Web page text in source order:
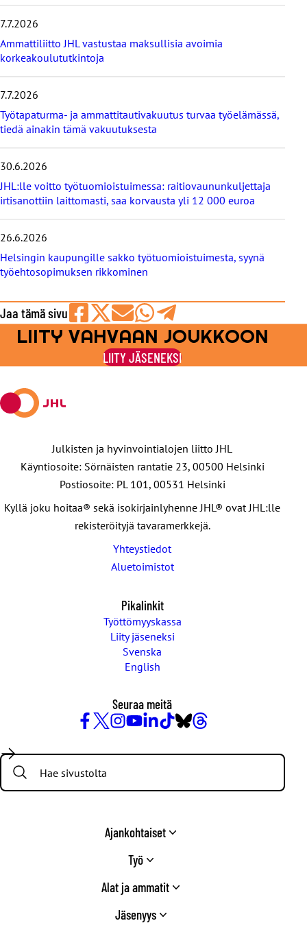
ä
t
u
u
t
i
e
t
7.7.2026
Ammattiliitto JHL vastustaa maksullisia avoimia
korkeakoulututkintoja
7.7.2026
Työtapaturma- ja ammattitautivakuutus turvaa työelämässä,
tiedä ainakin tämä vakuutuksesta
30.6.2026
JHL:lle voitto työtuomioistuimessa: raitiovaununkuljettaja
irtisanottiin laittomasti, saa korvausta yli 12 000 euroa
26.6.2026
Helsingin kaupungille sakko työtuomioistuimesta, syynä
työehtosopimuksen rikkominen
Jaa tämä sivu
Jaa
Facebookissa
Jaa
viestipalvelu
X:ssä
Jaa
sähköpostilla
Jaa
WhatsAppilla
Jaa
Telegramilla
LIITY VAHVAAN JOUKKOON
LIITY JÄSENEKSI
Julkisten ja hyvinvointialojen liitto JHL
Käyntiosoite: Sörnäisten rantatie 23, 00500 Helsinki
Postiosoite: PL 101, 00531 Helsinki
Kyllä joku hoitaa® sekä isokirjainlyhenne JHL® ovat JHL:lle
rekisteröityjä tavaramerkkejä.
Yhteystiedot
Aluetoimistot
Pikalinkit
Työttömyyskassa
Liity jäseneksi
Svenska
English
Seuraa meitä
/
Twitter
Search:
Ajankohtaiset
Työ
Alat ja ammatit
Jäsenyys